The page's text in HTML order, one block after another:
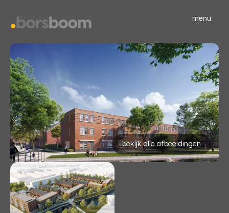
menu
bekijk alle afbeeldingen